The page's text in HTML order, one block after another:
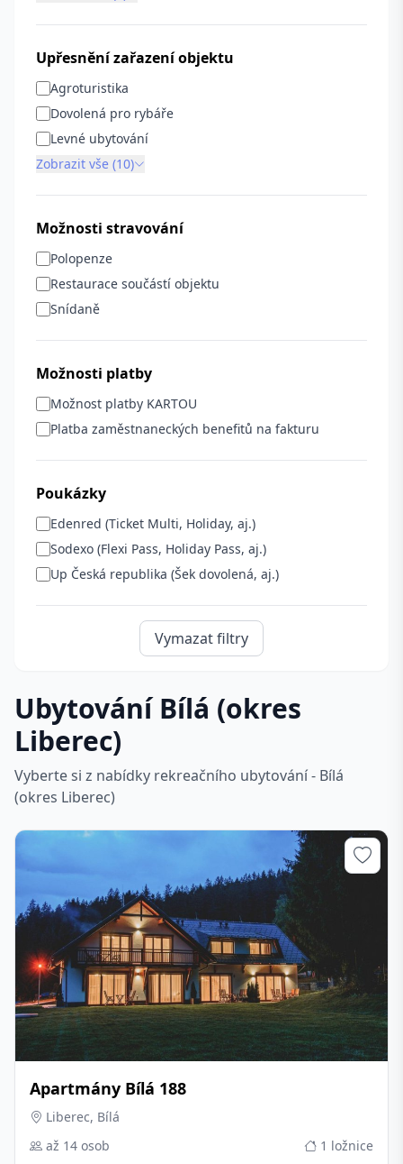
Upřesnění zařazení objektu
Agroturistika
Dovolená pro rybáře
Levné ubytování
Zobrazit vše (10)
Možnosti stravování
Polopenze
Restaurace součástí objektu
Snídaně
Možnosti platby
Možnost platby KARTOU
Platba zaměstnaneckých benefitů na fakturu
Poukázky
Edenred (Ticket Multi, Holiday, aj.)
Sodexo (Flexi Pass, Holiday Pass, aj.)
Up Česká republika (Šek dovolená, aj.)
Vymazat filtry
Ubytování Bílá (okres
Liberec)
Vyberte si z nabídky rekreačního ubytování - Bílá
(okres Liberec)
Apartmány Bílá 188
Liberec, Bílá
až 14 osob
1 ložnice